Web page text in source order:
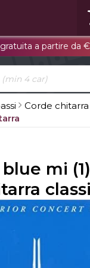
a partire da
Corde
mi